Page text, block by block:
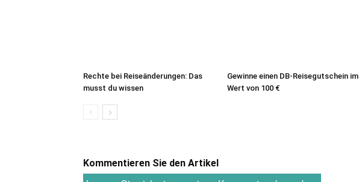
Rechte bei Reiseänderungen: Das
musst du wissen
Gewinne einen DB-Reisegutschein im
Wert von 100 €
Kommentieren Sie den Artikel